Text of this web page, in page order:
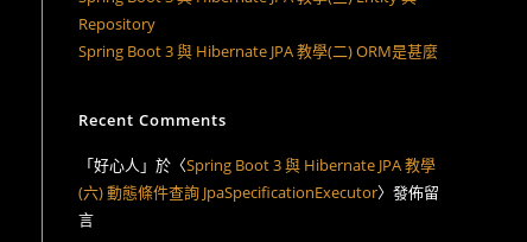
Repository
Spring Boot 3 與 Hibernate JPA 教學(二) ORM是甚麼
Recent Comments
「好心人 」於〈Spring Boot 3 與 Hibernate JPA 教學
(六) 動態條件查詢 JpaSpecificationExecutor〉發佈留
言